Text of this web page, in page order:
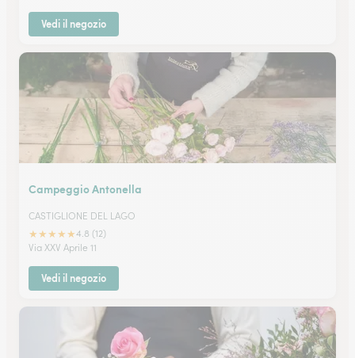
Vedi il negozio
Campeggio Antonella
CASTIGLIONE DEL LAGO
★★★★★4.8 (12)
Via XXV Aprile 11
Vedi il negozio